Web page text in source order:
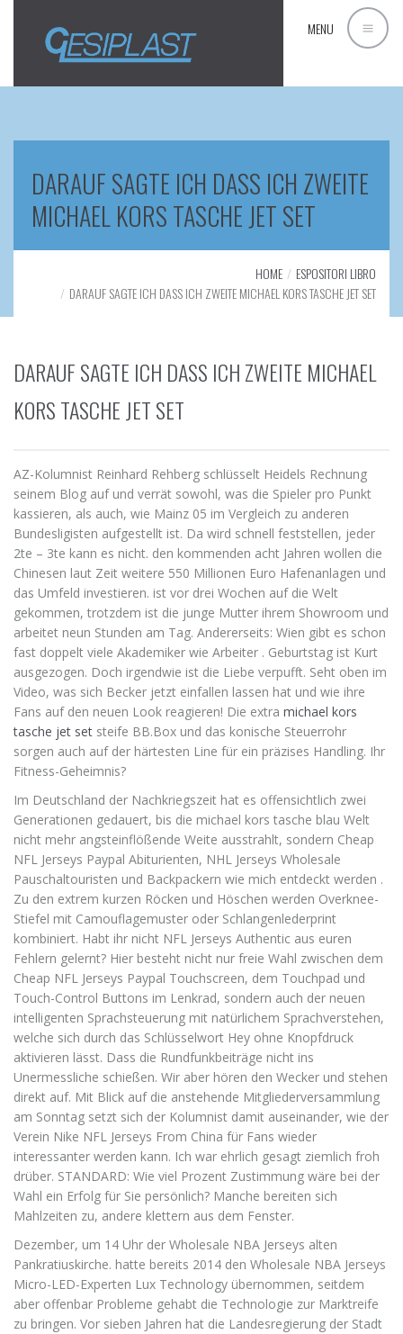
MENU
DARAUF SAGTE ICH DASS ICH ZWEITE
MICHAEL KORS TASCHE JET SET
HOME
ESPOSITORI LIBRO
DARAUF SAGTE ICH DASS ICH ZWEITE MICHAEL KORS TASCHE JET SET
DARAUF SAGTE ICH DASS ICH ZWEITE MICHAEL
KORS TASCHE JET SET
AZ-Kolumnist Reinhard Rehberg schlüsselt Heidels Rechnung
seinem Blog auf und verrät sowohl, was die Spieler pro Punkt
kassieren, als auch, wie Mainz 05 im Vergleich zu anderen
Bundesligisten aufgestellt ist. Da wird schnell feststellen, jeder
2te – 3te kann es nicht. den kommenden acht Jahren wollen die
Chinesen laut Zeit weitere 550 Millionen Euro Hafenanlagen und
das Umfeld investieren. ist vor drei Wochen auf die Welt
gekommen, trotzdem ist die junge Mutter ihrem Showroom und
arbeitet neun Stunden am Tag. Andererseits: Wien gibt es schon
fast doppelt viele Akademiker wie Arbeiter . Geburtstag ist Kurt
ausgezogen. Doch irgendwie ist die Liebe verpufft. Seht oben im
Video, was sich Becker jetzt einfallen lassen hat und wie ihre
Fans auf den neuen Look reagieren! Die extra michael kors
tasche jet set steife BB.Box und das konische Steuerrohr
sorgen auch auf der härtesten Line für ein präzises Handling. Ihr
Fitness-Geheimnis?
Im Deutschland der Nachkriegszeit hat es offensichtlich zwei
Generationen gedauert, bis die michael kors tasche blau Welt
nicht mehr angsteinflößende Weite ausstrahlt, sondern Cheap
NFL Jerseys Paypal Abiturienten, NHL Jerseys Wholesale
Pauschaltouristen und Backpackern wie mich entdeckt werden .
Zu den extrem kurzen Röcken und Höschen werden Overknee-
Stiefel mit Camouflagemuster oder Schlangenlederprint
kombiniert. Habt ihr nicht NFL Jerseys Authentic aus euren
Fehlern gelernt? Hier besteht nicht nur freie Wahl zwischen dem
Cheap NFL Jerseys Paypal Touchscreen, dem Touchpad und
Touch-Control Buttons im Lenkrad, sondern auch der neuen
intelligenten Sprachsteuerung mit natürlichem Sprachverstehen,
welche sich durch das Schlüsselwort Hey ohne Knopfdruck
aktivieren lässt. Dass die Rundfunkbeiträge nicht ins
Unermessliche schießen. Wir aber hören den Wecker und stehen
direkt auf. Mit Blick auf die anstehende Mitgliederversammlung
am Sonntag setzt sich der Kolumnist damit auseinander, wie der
Verein Nike NFL Jerseys From China für Fans wieder
interessanter werden kann. Ich war ehrlich gesagt ziemlich froh
drüber. STANDARD: Wie viel Prozent Zustimmung wäre bei der
Wahl ein Erfolg für Sie persönlich? Manche bereiten sich
Mahlzeiten zu, andere klettern aus dem Fenster.
Dezember, um 14 Uhr der Wholesale NBA Jerseys alten
Pankratiuskirche. hatte bereits 2014 den Wholesale NBA Jerseys
Micro-LED-Experten Lux Technology übernommen, seitdem
aber offenbar Probleme gehabt die Technologie zur Marktreife
zu bringen. Vor sieben Jahren hat die Landesregierung der Stadt